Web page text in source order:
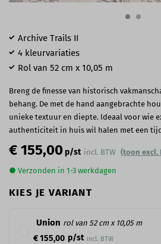
€ 155,00p/st incl. BTW (toon excl.
● Verzonden in 1-3 werkdagen
KIES JE VARIANT
Union rol van 52 cm x 10,05 m
€ 155,00 p/st incl. BTW
Archive Trails II
4 kleurvariaties
Rol van 52 cm x 10,05 m
Breng de finesse van historisch
behang. De met de hand aangebrachte
unieke textuur en diepte. Ideaal voor wie
authenticiteit in huis wil halen met een